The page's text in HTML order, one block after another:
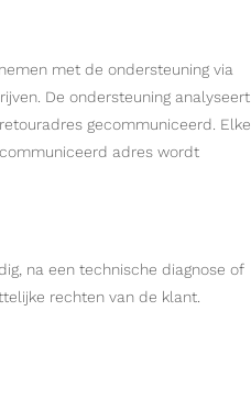
met de ondersteuning via
De ondersteuning analyseert
gecommuniceerd. Elke
adres wordt
na een technische diagnose of
rechten van de klant.